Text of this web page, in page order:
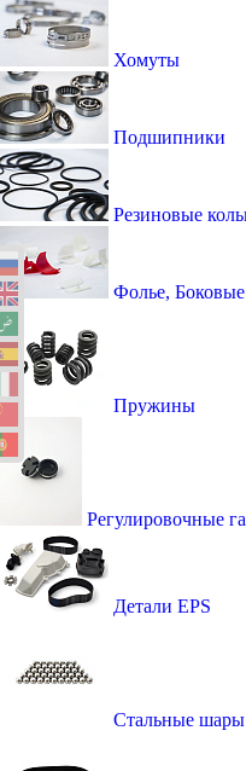
Хомуты
Подшипники
Резиновые
Фолье,
Пружины
Регулировочные
Детали EPS
Стальные шары